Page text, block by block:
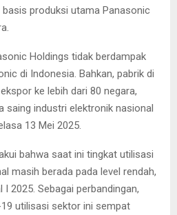
produksi utama Panasonic
Holdings tidak berdampak
di Indonesia. Bahkan, pabrik di
ke lebih dari 80 negara,
saing industri elektronik nasional
13 Mei 2025.
bahwa saat ini tingkat utilisasi
masih berada pada level rendah,
I 2025. Sebagai perbandingan,
utilisasi sektor ini sempat